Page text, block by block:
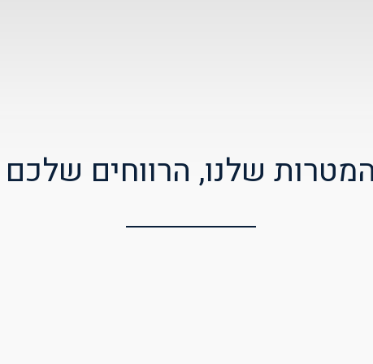
שלנו, הרווחים שלכם